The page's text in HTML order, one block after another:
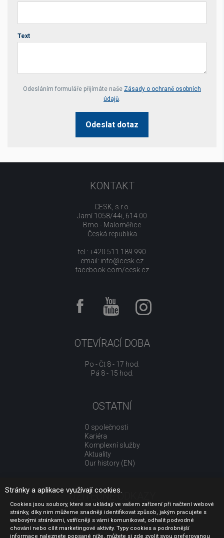
Text
Your website *
Odesláním formuláře přijímáte naše Zásady o ochraně osobních
údajů.
Odeslat dotaz
KONTAKT
CESK, s.r.o.
Jarní 1058/44i, 614 00
Brno - Maloměřice
Česká republika
tel.: +420 511 189 990
email: info@cesk.cz
facebook.com/cesk.cz
OTEVÍRACÍ DOBA
Po - Čt 8 - 17 hod.
Pá 8 - 15 hod.
OSTATNÍ
O společnosti
Kariéra
Komplexní služby
Aktuality
Our history (EN)
UŽITEČNÉ ODKAZY
Jak nakupovat
Obchodní podmínky
GDPR - ochrana osobních údajů
Stránky a aplikace využívají cookies.
Cookies jsou soubory, které se ukládají ve vašem zařízení při načtení webové
stránky, díky nim můžeme snadněji identifikovat způsob, jakým pracujete s
webovými stránkami, vstřícněji s vámi komunikovat, odhalit podvodné
chování nebo cílit marketingové aktivity. Typy cookies a podrobnější
informace naleznete popsané níže, můžete si zde zvolit svou preferovanou